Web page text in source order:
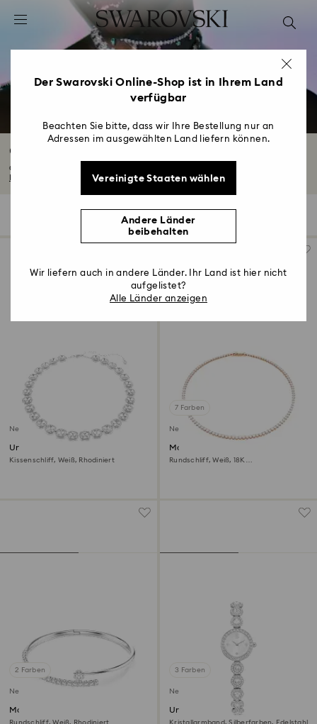
Liste Tastaturkürzel
2 - Footer
4 - Suchergebnisse
Geschenke für Sie
Ob einreihige Halsketten mit exquisiten Steinen, ein auffälliger Ring, der ein...
Filter
Filter
Neu
Una Angelic Halskette
Kissenschliff, Weiß, Rhodiniert
7 Farben
Neu
Matrix Tennis Halskette
Rundschliff, Weiß, 18K
2 Farben
Neu
Matrix Armreif
Rundschliff, Weiß, Rhodiniert
3 Farben
Neu
Una Angelic Uhr
Kristallarmband, Silberfarben, Edelstahl
Der Swarovski Online-Shop ist in Ihrem Land
verfügbar
Beachten Sie bitte, dass wir Ihre Bestellung nur an
Adressen im ausgewählten Land liefern können.
Vereinigte Staaten wählen
Andere Länder
beibehalten
Wir liefern auch in andere Länder. Ihr Land ist hier nicht
aufgelistet?
Alle Länder anzeigen